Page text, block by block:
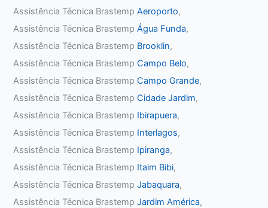
Assistência Técnica BrastempAeroporto,
Assistência Técnica BrastempÁgua Funda,
Assistência Técnica Brastemp Brooklin,
Assistência Técnica BrastempCampo Belo,
Assistência Técnica BrastempCampo Grande,
Assistência Técnica BrastempCidade Jardim,
Assistência Técnica Brastemp Ibirapuera,
Assistência Técnica Brastemp Interlagos,
Assistência Técnica Brastemp Ipiranga,
Assistência Técnica Brastemp Itaim Bibi,
Assistência Técnica BrastempJabaquara,
Assistência Técnica BrastempJardim América,